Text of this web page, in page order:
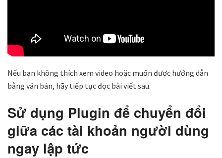
Nếu bạn không thích xem video hoặc muốn được hướng dẫn
bằng văn bản, hãy tiếp tục đọc bài viết sau.
Sử dụng Plugin để chuyển đổi
giữa các tài khoản người dùng
ngay lập tức